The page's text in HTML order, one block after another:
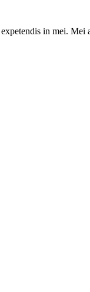
in mei. Mei